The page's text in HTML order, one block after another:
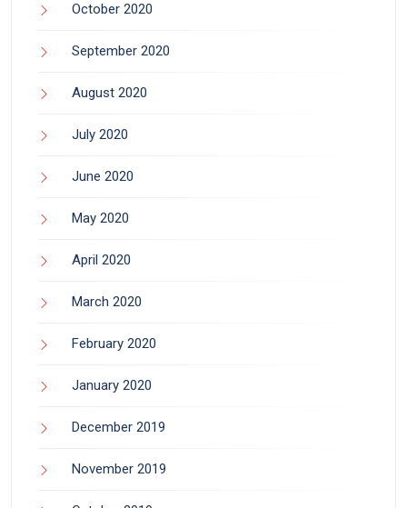
October 2020
September 2020
August 2020
July 2020
June 2020
May 2020
April 2020
March 2020
February 2020
January 2020
December 2019
November 2019